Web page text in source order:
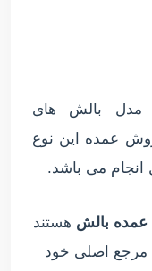
مدل بالش های
عمده این نوع
انجام می باشد.
عمده بالش هستند
مرجع اصلی خود